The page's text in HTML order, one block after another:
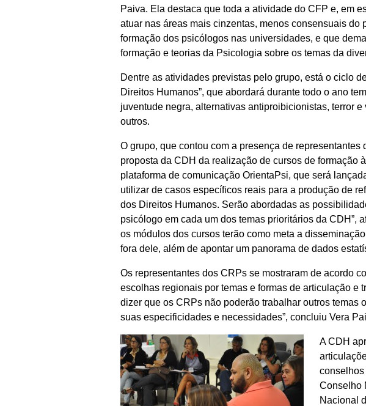
Paiva. Ela destaca que toda a atividade do CFP e, em
atuar nas áreas mais cinzentas, menos consensuais
formação dos psicólogos nas universidades, e que
formação e teorias da Psicologia sobre os temas da
Dentre as atividades previstas pelo grupo, está o ciclo
Direitos Humanos”, que abordará durante todo o ano
juventude negra, alternativas antiproibicionistas, terror
outros.
O grupo, que contou com a presença de representantes
proposta da CDH da realização de cursos de formação
plataforma de comunicação OrientaPsi, que será
utilizar de casos específicos reais para a produção de
dos Direitos Humanos. Serão abordadas as
psicólogo em cada um dos temas prioritários da CDH”,
os módulos dos cursos terão como meta a
fora dele, além de apontar um panorama de dados
Os representantes dos CRPs se mostraram de acordo
escolhas regionais por temas e formas de articulação e
dizer que os CRPs não poderão trabalhar outros temas
suas especificidades e necessidades”, concluiu Vera
A CDH
Conselho
Nacional